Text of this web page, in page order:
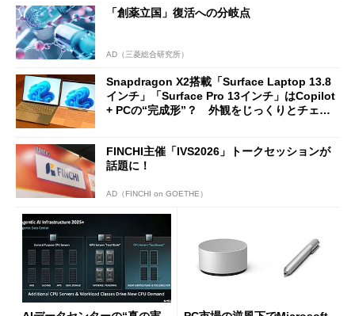
「創薬立国」復活への分岐点
AD（三菱総合研究所）
Snapdragon X2搭載「Surface Laptop 13.8
インチ」「Surface Pro 13インチ」はCopilot
+ PCの“完成形”？ 外観をじっくりとチェッ
FINCHI主催「IVS2026」トークセッションが
話題に！
AD（FINCHI on GOETHE）